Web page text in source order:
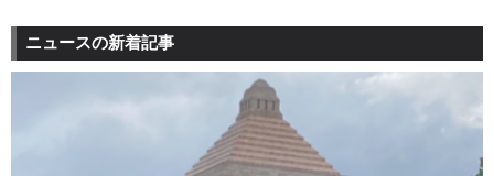
ニュースの新着記事